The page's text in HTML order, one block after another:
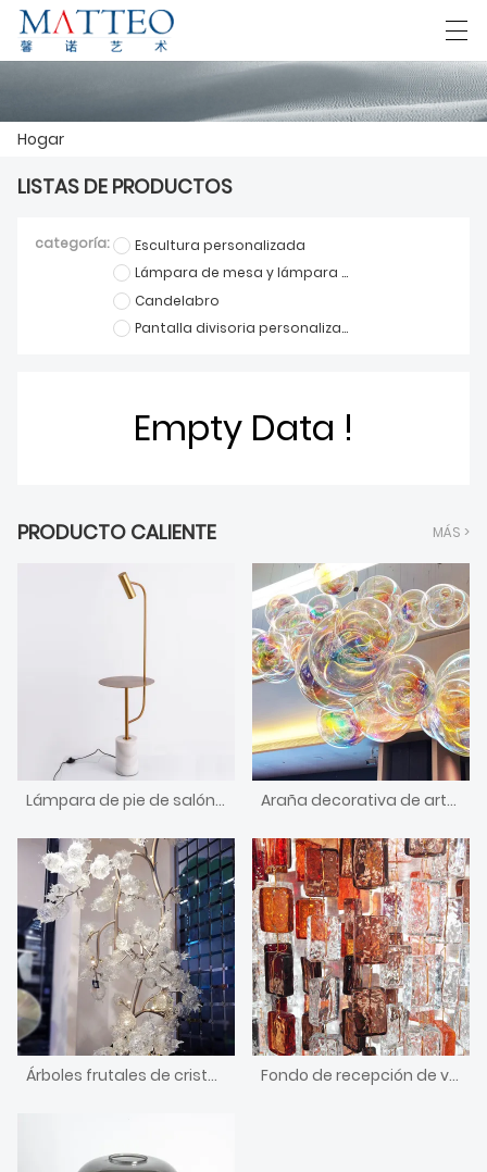
CASO
SOBRE NOSOTROS
Deutsch Español
Hogar
LISTAS DE PRODUCTOS
categoría:
Escultura personalizada
Lámpara de mesa y lámpara de pie personalizadas
Candelabro
Pantalla divisoria personalizada
Empty Data !
PRODUCTO CALIENTE MÁS >
Lámpara de pie de salón de estilo nórdico Araña decorativa de arte moderno con diseño de burbujas
Árboles frutales de cristal soplado de Murano personalizados grandes de hoteles de cinco estrellas Fondo de recepción de vestíbulo de hotel personalizado de cristal de Murano grande